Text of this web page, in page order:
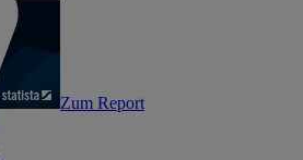
Zum Report